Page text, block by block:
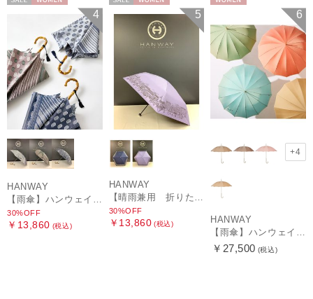
4
HANWAY
30%OFF
￥13,860 (税込)
5
HANWAY
30%OFF
￥13,860 (税込)
6
+4
HANWAY
￥27,500 (税込)